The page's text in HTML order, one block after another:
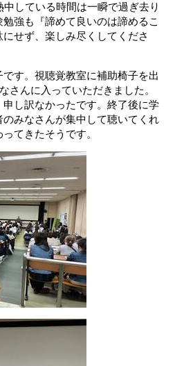
している時間は一瞬で過ぎ去り
勉強も
『諦めて良いのは諦めるこ
せず、楽しみ尽くしてくださ
す。視聴覚教室に補助椅子を出
さんに入っていただきました。
し訳なかったです。終了後に学
みなさんが集中して聴いてくれ
てきたそうです。